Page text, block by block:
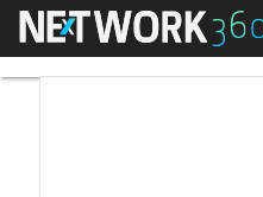
Menu